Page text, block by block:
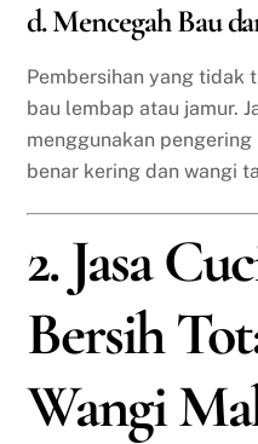
d. Mencegah Bau
Pembersihan yang tidak
bau lembap atau jamur.
menggunakan
benar kering dan wangi
2. Jasa
Bersih
Wangi